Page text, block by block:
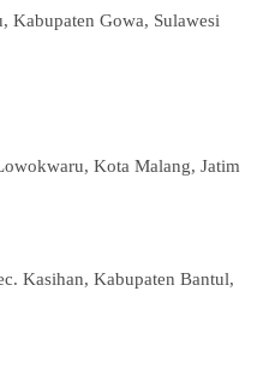
Kabupaten Gowa, Sulawesi
Kota Malang, Jatim
Kasihan, Kabupaten Bantul,